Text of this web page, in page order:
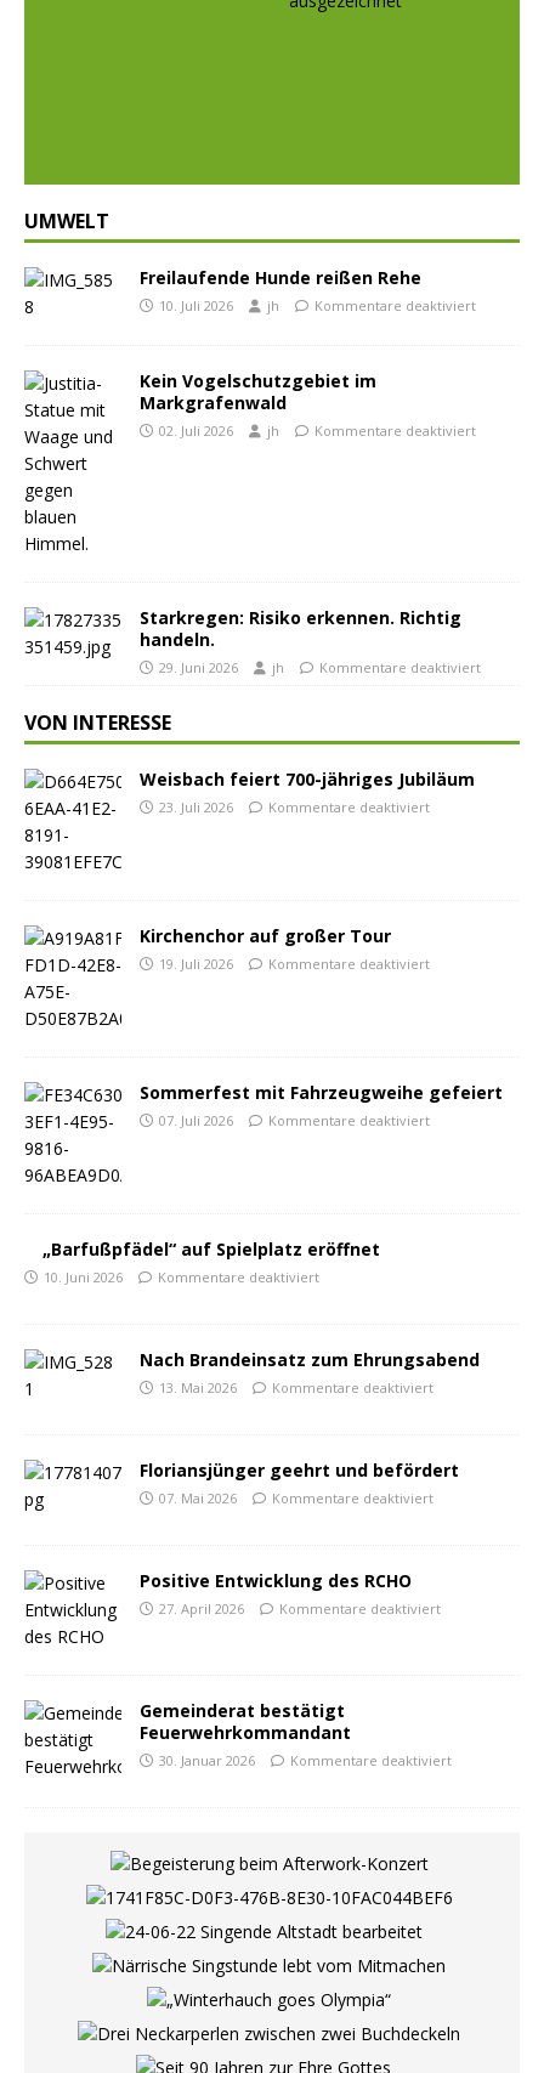
UMWELT
Freilaufende Hunde reißen Rehe
10. Juli 2026 jh Kommentare deaktiviert
Kein Vogelschutzgebiet im
Markgrafenwald
02. Juli 2026 jh Kommentare deaktiviert
Starkregen: Risiko erkennen. Richtig
handeln.
29. Juni 2026 jh Kommentare deaktiviert
VON INTERESSE
Weisbach feiert 700-jähriges Jubiläum
23. Juli 2026 Kommentare deaktiviert
Kirchenchor auf großer Tour
19. Juli 2026 Kommentare deaktiviert
Sommerfest mit Fahrzeugweihe gefeiert
07. Juli 2026 Kommentare deaktiviert
„Barfußpfädel“ auf Spielplatz eröffnet
10. Juni 2026 Kommentare deaktiviert
Nach Brandeinsatz zum Ehrungsabend
13. Mai 2026 Kommentare deaktiviert
Floriansjünger geehrt und befördert
07. Mai 2026 Kommentare deaktiviert
Positive Entwicklung des RCHO
27. April 2026 Kommentare deaktiviert
Gemeinderat bestätigt
Feuerwehrkommandant
30. Januar 2026 Kommentare deaktiviert